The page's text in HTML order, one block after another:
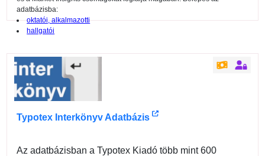
adatbázisba:
oktatói, alkalmazotti
hallgatói
Typotex Interkönyv Adatbázis
Az adatbázisban a Typotex Kiadó több mint 600